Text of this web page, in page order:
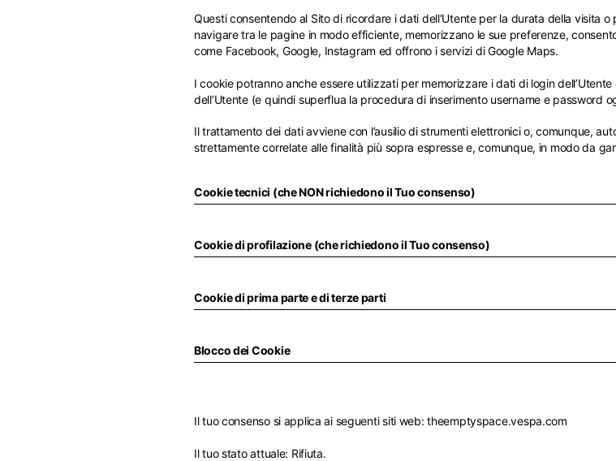
Questi consentendo al Sito di ricordare i dati dell'Utente per la durata della visita
navigare tra le pagine in modo efficiente, memorizzano le sue preferenze,
come Facebook, Google, Instagram ed offrono i servizi di Google Maps.
I cookie potranno anche essere utilizzati per memorizzare i dati di login
dell’Utente (e quindi superflua la procedura di inserimento username e password
Il trattamento dei dati avviene con l’ausilio di strumenti elettronici o, comunque,
strettamente correlate alle finalità più sopra espresse e, comunque, in modo da
Cookie tecnici (che NON richiedono il Tuo consenso)
Cookie di profilazione (che richiedono il Tuo consenso)
Cookie di prima parte e di terze parti
Blocco dei Cookie
Il tuo consenso si applica ai seguenti siti web: theemptyspace.vespa.com
Il tuo stato attuale: Rifiuta.
Belgio
Belgio
Francese
Inglese
Italia
Italia
Paesi Bassi
Spagna
Inglese
America
Canada
Inglese
Canada
Francese
Asia
Filippine
Filippine
Inglese
Spagnolo
Sud Corea
Inglese
Inglese
Medio Oriente
Arabia Saudita
Emirati Arab.U.
Inglese
Se non trovi il tuo paese nell'elenco, visita il nostro sito